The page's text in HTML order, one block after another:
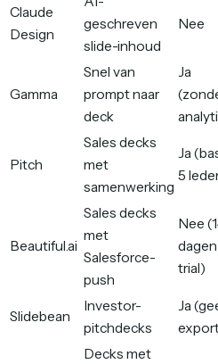
Claude
Design
geschreven
slide-inhoud
Nee
Gamma
Snel van
prompt naar
deck
Ja
Pitch
Sales decks
met
samenwerking
Ja
5
Beautiful.ai
Sales decks
met
Salesforce-
push
Nee
dagen
trial)
Slidebean
Investor-
pitchdecks
Ja
Decks met